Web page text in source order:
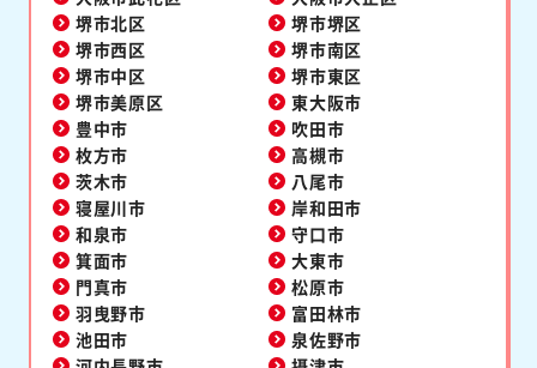
堺市北区
堺市堺区
堺市西区
堺市南区
堺市中区
堺市東区
堺市美原区
東大阪市
豊中市
吹田市
枚方市
高槻市
茨木市
八尾市
寝屋川市
岸和田市
和泉市
守口市
箕面市
大東市
門真市
松原市
羽曳野市
富田林市
池田市
泉佐野市